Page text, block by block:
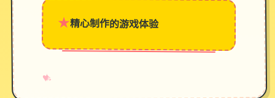
★精心制作的游戏体验
♥
✧
→